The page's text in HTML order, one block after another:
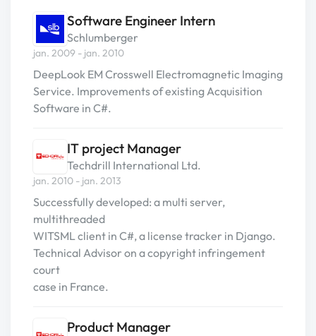
Software Engineer Intern
Schlumberger
jan. 2009 - jan. 2010
DeepLook EM Crosswell Electromagnetic Imaging
Service. Improvements of existing Acquisition
Software in C#.
IT project Manager
Techdrill International Ltd.
jan. 2010 - jan. 2013
Successfully developed: a multi server,
multithreaded
WITSML client in C#, a license tracker in Django.
Technical Advisor on a copyright infringement
court
case in France.
Product Manager